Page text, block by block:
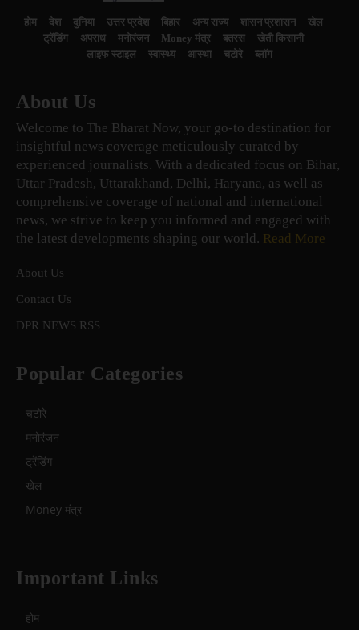
होम देश दुनिया उत्तर प्रदेश बिहार अन्य राज्य शासन प्रशासन
खेल
ट्रेंडिंग
अपराध मनोरंजन Money मंत्र बतरस
खेती किसानी
लाइफ स्टाइल
स्वास्थ्य आस्था चटोरे ब्लॉग
About Us
Welcome to The Bharat Now, your go-to destination for
insightful news coverage meticulously curated by
experienced journalists. With a dedicated focus on Bihar,
Uttar Pradesh, Uttarakhand, Delhi, Haryana, as well as
comprehensive coverage of national and international
news, we strive to keep you informed and engaged with
the latest developments shaping our world. Read More
About Us
Contact Us
DPR NEWS RSS
Popular Categories
चटोरे
मनोरंजन
ट्रेंडिंग
खेल
Money मंत्र
Important Links
होम